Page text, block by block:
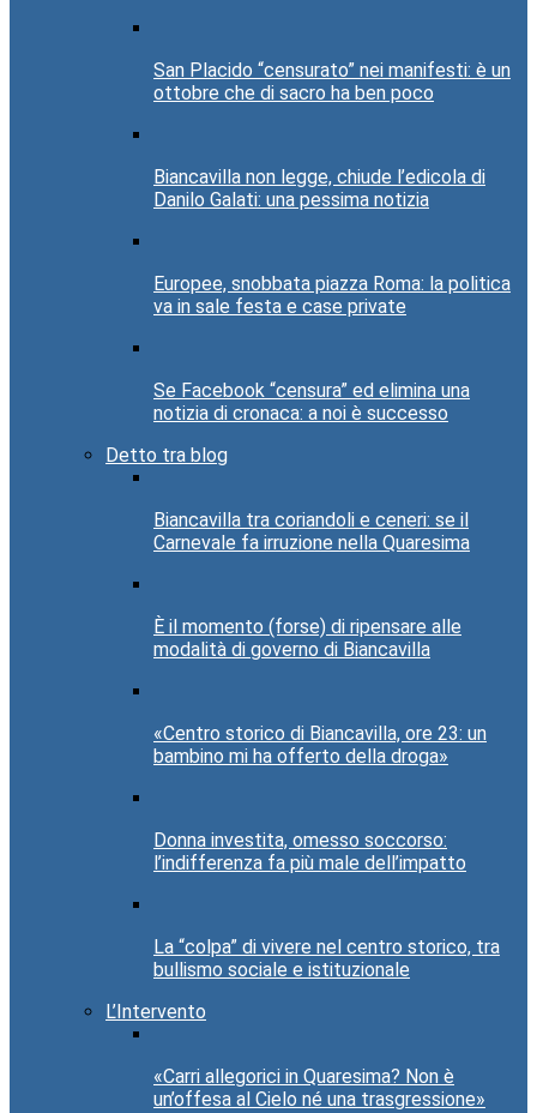
San Placido “censurato” nei manifesti: è un
ottobre che di sacro ha ben poco
Biancavilla non legge, chiude l’edicola di
Danilo Galati: una pessima notizia
Europee, snobbata piazza Roma: la politica
va in sale festa e case private
Se Facebook “censura” ed elimina una
notizia di cronaca: a noi è successo
Detto tra blog
Biancavilla tra coriandoli e ceneri: se il
Carnevale fa irruzione nella Quaresima
È il momento (forse) di ripensare alle
modalità di governo di Biancavilla
«Centro storico di Biancavilla, ore 23: un
bambino mi ha offerto della droga»
Donna investita, omesso soccorso:
l’indifferenza fa più male dell’impatto
La “colpa” di vivere nel centro storico, tra
bullismo sociale e istituzionale
L’Intervento
«Carri allegorici in Quaresima? Non è
un’offesa al Cielo né una trasgressione»